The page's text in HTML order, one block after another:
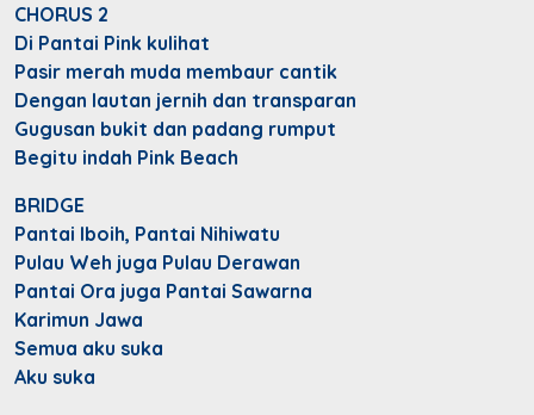
CHORUS 2
Di Pantai Pink kulihat
Pasir merah muda membaur cantik
Dengan lautan jernih dan transparan
Gugusan bukit dan padang rumput
Begitu indah Pink Beach
BRIDGE
Pantai Iboih, Pantai Nihiwatu
Pulau Weh juga Pulau Derawan
Pantai Ora juga Pantai Sawarna
Karimun Jawa
Semua aku suka
Aku suka